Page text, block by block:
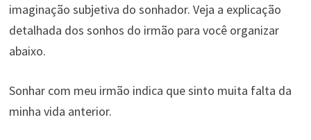
imaginação subjetiva do sonhador. Veja a explicação
detalhada dos sonhos do irmão para você organizar
abaixo.
Sonhar com meu irmão indica que sinto muita falta da
minha vida anterior.